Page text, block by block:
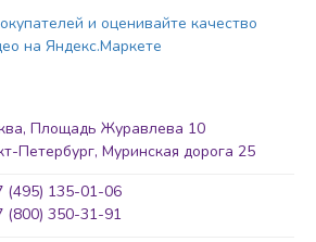
Площадь Журавлева 10
Петербург, Муринская дорога 25
(495) 135-01-06
(800) 350-31-91